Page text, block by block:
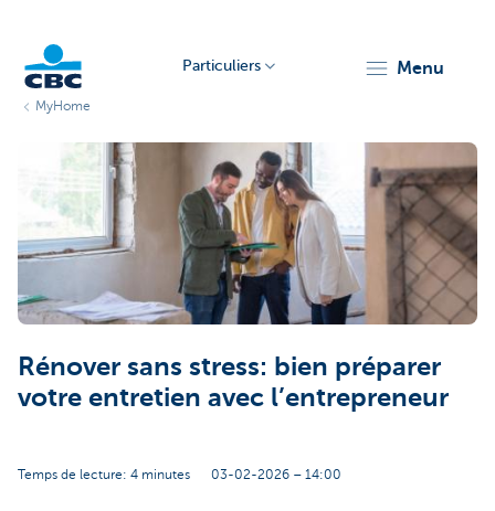
Particuliers menu
MyHome
Rénover sans stress: bien préparer
votre entretien avec l’entrepreneur
Temps de lecture: 4 minutes 03-02-2026 – 14:00